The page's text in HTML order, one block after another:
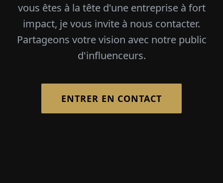
vous êtes à la tête d'une entreprise à fort
impact, je vous invite à nous contacter.
Partageons votre vision avec notre public
d'influenceurs.
ENTRER EN CONTACT